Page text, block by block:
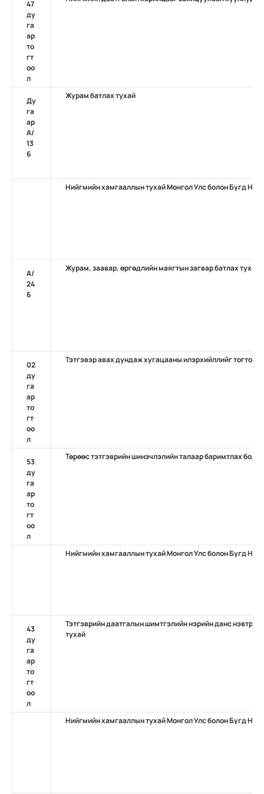
47
ду
га
ар
то
гт
оо
л
Ду
га
ар
А/
13
6
Журам батлах тухай
Нийгмийн хамгааллын тухай Монгол Улс болон Бүгд
A/
24
6
Журам, заавар, өргөдлийн маягтын загвар батлах тухай
02
ду
га
ар
то
гт
оо
л
Тэтгэвэр авах дундаж хугацааны илэрхийллийг тогтоох
53
ду
га
ар
то
гт
оо
л
Төрөөс тэтгэврийн шинэчлэлийн талаар баримтлах
Нийгмийн хамгааллын тухай Монгол Улс болон Бүгд
43
ду
га
ар
то
гт
оо
л
Тэтгэврийн даатгалын шимтгэлийн нэрийн данс
тухай
Нийгмийн хамгааллын тухай Монгол Улс болон Бүгд